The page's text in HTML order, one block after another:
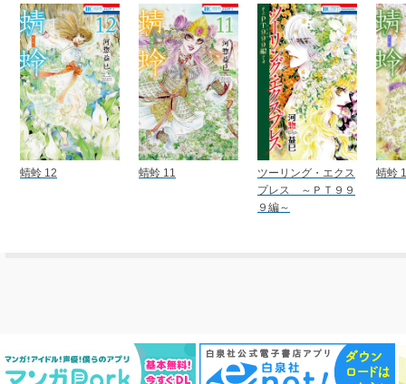
蜻蛉 12 蜻蛉 11
ツーリング・エクス
プレス ～ＰＴ９９
９編～
蜻蛉